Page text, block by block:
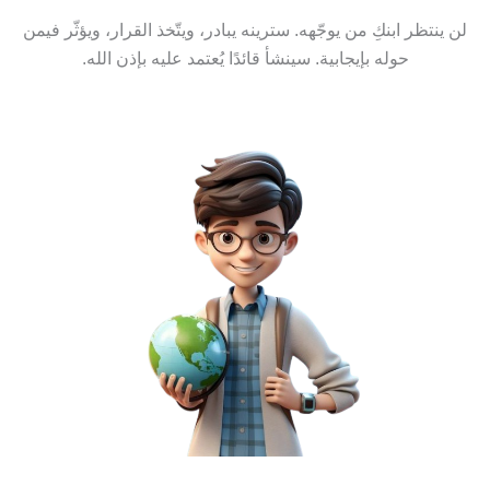
لن ينتظر ابنكِ من يوجّهه. سترينه يبادر، ويتّخذ القرار، ويؤثّر فيمن
حوله بإيجابية. سينشأ قائدًا يُعتمد عليه بإذن الله.